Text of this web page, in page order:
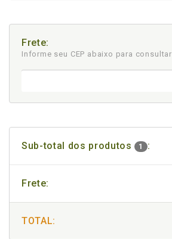
Frete:
Informe seu CEP abaixo para consultar
Sub-total dos produtos 1 :
Frete:
TOTAL: